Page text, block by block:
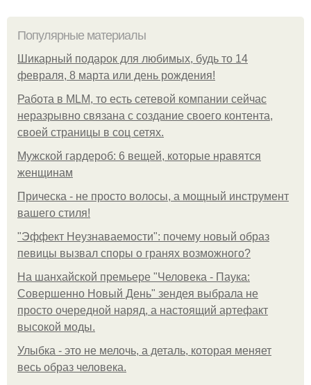
Популярные материалы
Шикарный подарок для любимых, будь то 14
февраля, 8 марта или день рождения!
Работа в MLM, то есть сетевой компании сейчас
неразрывно связана с создание своего контента,
своей страницы в соц сетях.
Мужской гардероб: 6 вещей, которые нравятся
женщинам
Прическа - не просто волосы, а мощный инструмент
вашего стиля!
"Эффект Неузнаваемости": почему новый образ
певицы вызвал споры о гранях возможного?
На шанхайской премьере "Человека - Паука:
Совершенно Новый День" зендея выбрала не
просто очередной наряд, а настоящий артефакт
высокой моды.
Улыбка - это не мелочь, а деталь, которая меняет
весь образ человека.